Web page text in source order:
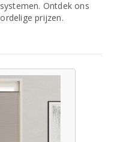
Ontdek ons
prijzen.